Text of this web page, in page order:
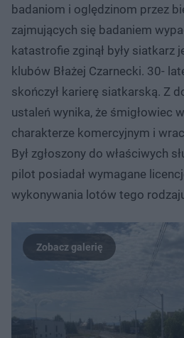
badaniom i oględzinom przez
zajmujących się badaniem
katastrofie zginął były siatkarz
klubów Błażej Czarnecki. 30-
skończył karierę siatkarską. Z
ustaleń wynika, że śmigłowiec
charakterze komercyjnym i
Był zgłoszony do właściwych
pilot posiadał wymagane
wykonywania lotów tego